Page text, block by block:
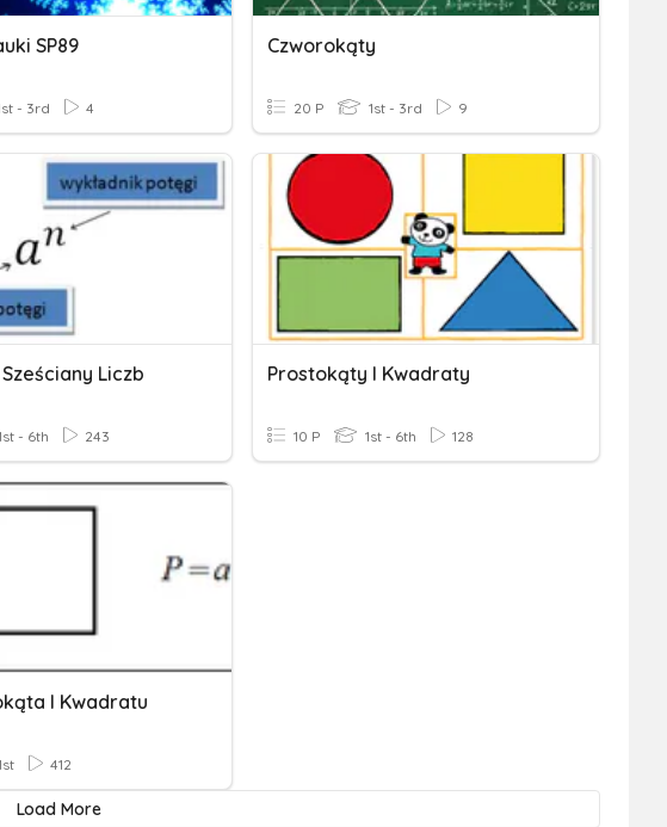
SP89
- 3rd 4
Czworokąty
20 P 1st - 3rd 9
Liczb
- 6th 243
Prostokąty I Kwadraty
10 P 1st - 6th 128
I Kwadratu
412
Load More